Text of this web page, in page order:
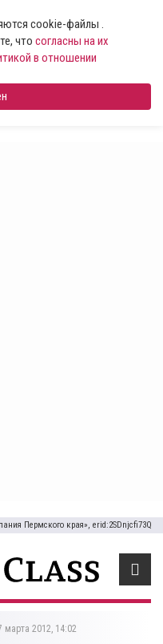
cookie-файлы .
что согласны на их
в отношении
Пермского края», erid:2SDnjcfi73Q
марта 2012, 14:02